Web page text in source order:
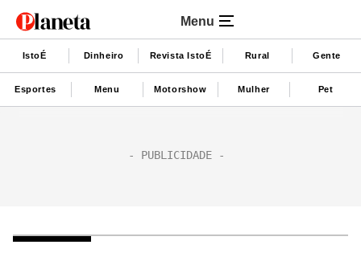
Menu
IstoÉ Dinheiro Revista IstoÉ Rural Gente
Esportes Menu Motorshow Mulher Pet